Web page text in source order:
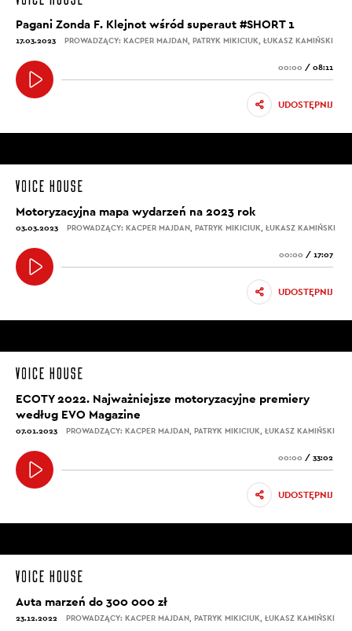
Pagani Zonda F. Klejnot wśród superaut #SHORT 1
17.03.2023 PROWADZĄCY: KACPER MAJDAN, PATRYK MIKICIUK, ŁUKASZ KAMIŃSKI
00:00 / 08:11
UDOSTĘPNIJ
Motoryzacyjna mapa wydarzeń na 2023 rok
03.03.2023 PROWADZĄCY: KACPER MAJDAN, PATRYK MIKICIUK, ŁUKASZ KAMIŃSKI
00:00 / 17:07
UDOSTĘPNIJ
ECOTY 2022. Najważniejsze motoryzacyjne premiery
według EVO Magazine
07.01.2023 PROWADZĄCY: KACPER MAJDAN, PATRYK MIKICIUK, ŁUKASZ KAMIŃSKI
00:00 / 33:02
UDOSTĘPNIJ
Auta marzeń do 300 000 zł
23.12.2022 PROWADZĄCY: KACPER MAJDAN, PATRYK MIKICIUK, ŁUKASZ KAMIŃSKI